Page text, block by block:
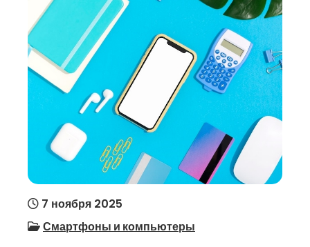
7 ноября 2025
Смартфоны и компьютеры